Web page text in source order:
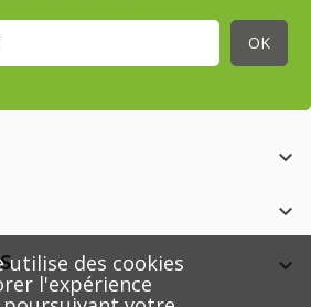



des cookies
l'expérience